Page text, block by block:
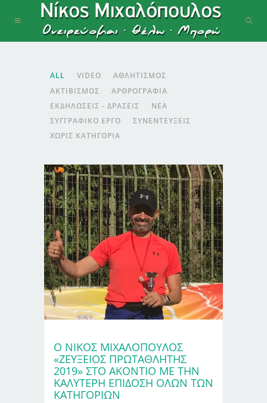
ALL VIDEO
ΑΘΛΗΤΙΣΜΌΣ
ΑΚΤΙΒΙΣΜΌΣ
ΑΡΘΡΟΓΡΑΦΊΑ
ΕΚΔΗΛΏΣΕΙΣ - ΔΡΆΣΕΙΣ
ΝΈΑ
ΣΥΓΓΡΑΦΙΚΌ ΈΡΓΟ
ΣΥΝΕΝΤΕΎΞΕΙΣ
ΧΩΡΊΣ ΚΑΤΗΓΟΡΊΑ
Ο ΝΙΚΟΣ ΜΙΧΑΛΟΠΟΥΛΟΣ
«ΖΕΥΞΕΙΟΣ ΠΡΩΤΑΘΛΗΤΗΣ
2019» ΣΤΟ ΑΚΟΝΤΙΟ ΜΕ ΤΗΝ
ΚΑΛΥΤΕΡΗ ΕΠΙΔΟΣΗ ΟΛΩΝ ΤΩΝ
ΚΑΤΗΓΟΡΙΩΝ